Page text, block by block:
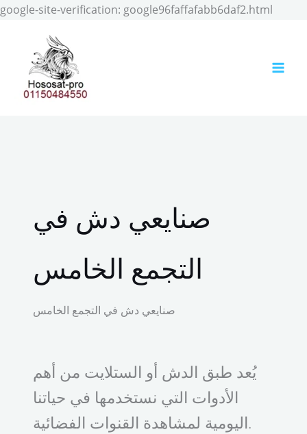
google-site-verification: google96faffafabb6daf2.html
صنايعي دش في
التجمع الخامس
صنايعي دش في التجمع الخامس
يُعد طبق الدش أو الستلايت من أهم
الأدوات التي نستخدمها في حياتنا
اليومية لمشاهدة القنوات الفضائية.